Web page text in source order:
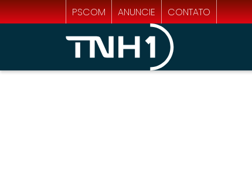
PSCOM ANUNCIE CONTATO